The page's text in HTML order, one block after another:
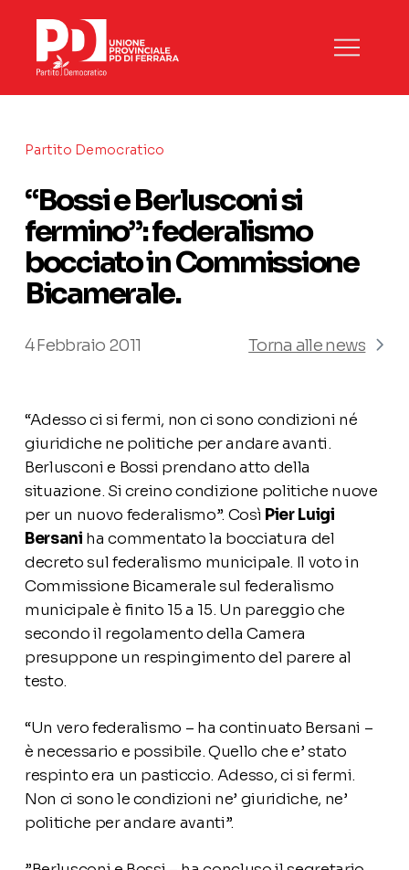
Partito Democratico
“Bossi e Berlusconi si
fermino”: federalismo
bocciato in Commissione
Bicamerale.
4 Febbraio 2011 Torna alle news
“Adesso ci si fermi, non ci sono condizioni né
giuridiche ne politiche per andare avanti.
Berlusconi e Bossi prendano atto della
situazione. Si creino condizione politiche nuove
per un nuovo federalismo”. Così Pier Luigi
Bersani ha commentato la bocciatura del
decreto sul federalismo municipale. Il voto in
Commissione Bicamerale sul federalismo
municipale è finito 15 a 15. Un pareggio che
secondo il regolamento della Camera
presuppone un respingimento del parere al
testo.
“Un vero federalismo – ha continuato Bersani –
è necessario e possibile. Quello che e’ stato
respinto era un pasticcio. Adesso, ci si fermi.
Non ci sono le condizioni ne’ giuridiche, ne’
politiche per andare avanti”.